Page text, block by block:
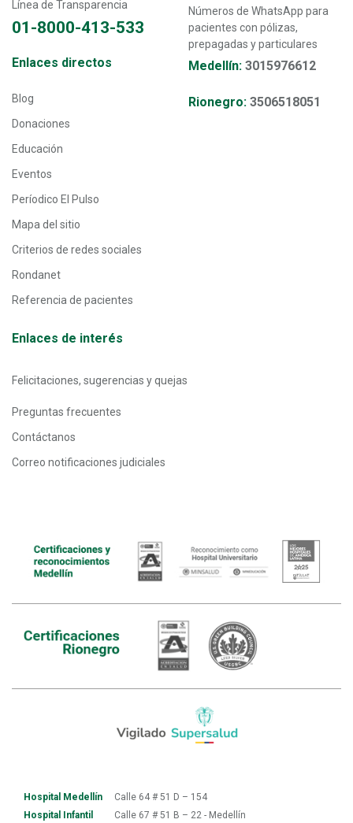
Línea de Transparencia
01-8000-413-533
Números de WhatsApp para
pacientes con pólizas,
prepagadas y particulares
Medellín: 3015976612
Rionegro: 3506518051
Transversal - Menú enlaces directos footer
Enlaces directos
Blog
Donaciones
Educación
Eventos
Períodico El Pulso
Mapa del sitio
Criterios de redes sociales
Rondanet
Referencia de pacientes
Enlaces de interés
Felicitaciones, sugerencias y quejas
Preguntas frecuentes
Contáctanos
Correo notificaciones judiciales
Hospital Medellín
Calle 64 # 51 D – 154
Hospital Infantil
Calle 67 # 51 B – 22 - Medellín